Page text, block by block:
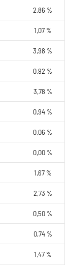
2,86 %
1,07 %
3,98 %
0,92 %
3,78 %
0,94 %
0,06 %
0,00 %
1,67 %
2,73 %
0,50 %
0,74 %
1,47 %